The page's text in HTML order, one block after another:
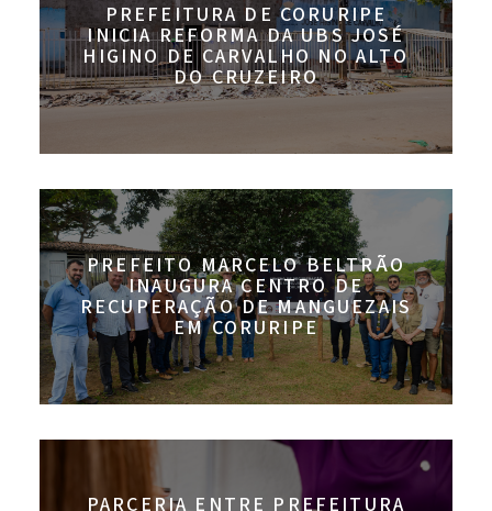
PREFEITURA DE CORURIPE
INICIA REFORMA DA UBS JOSÉ
HIGINO DE CARVALHO NO ALTO
DO CRUZEIRO
PREFEITO MARCELO BELTRÃO
INAUGURA CENTRO DE
RECUPERAÇÃO DE MANGUEZAIS
EM CORURIPE
PARCERIA ENTRE PREFEITURA